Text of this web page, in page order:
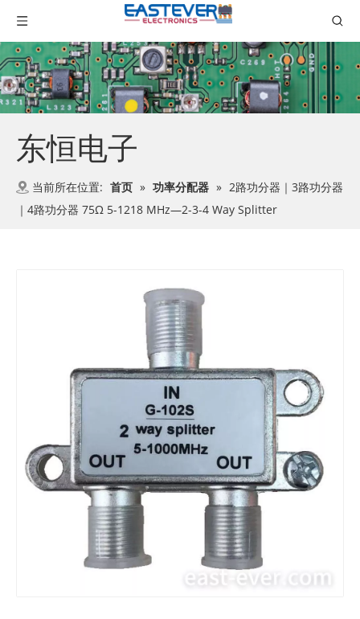
东恒电子
当前所在位置: 首页 » 功率分配器 » 2路功分器｜3路功分器
｜4路功分器 75Ω 5-1218 MHz—2-3-4 Way Splitter